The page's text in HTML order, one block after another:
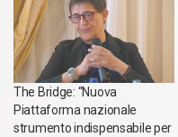
The Bridge: “Nuova
Piattaforma nazionale
strumento indispensabile per